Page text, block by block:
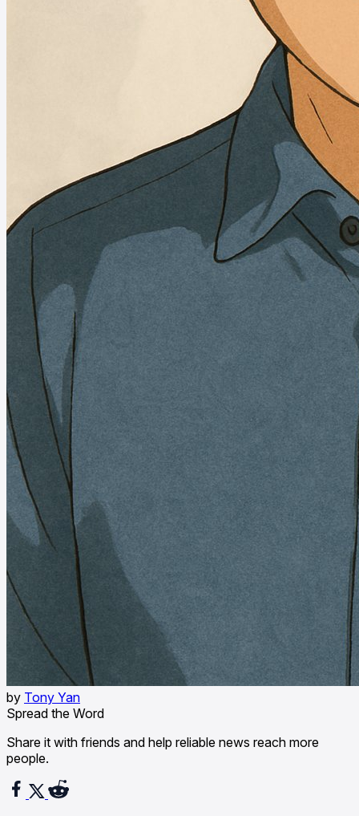
by Tony Yan
Spread the Word
Share it with friends and help reliable news reach more
people.